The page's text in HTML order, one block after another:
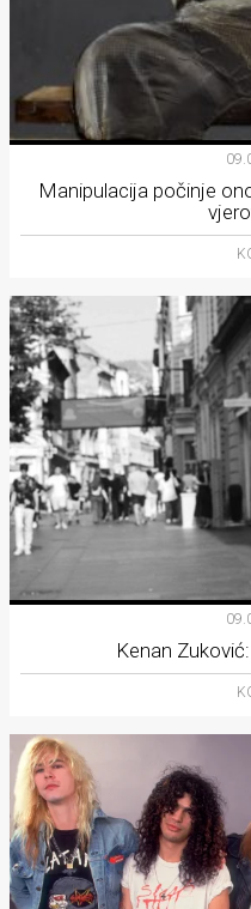
Manipulacija počinje
Kenan